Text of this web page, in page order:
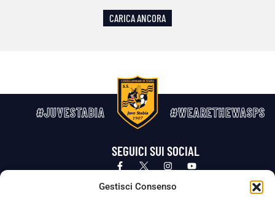
Gestisci Consenso
CARICA ANCORA
#JUVESTABIA #WEARETHEWASPS
SEGUICI SUI SOCIAL
Privacy Policy Cookie Policy